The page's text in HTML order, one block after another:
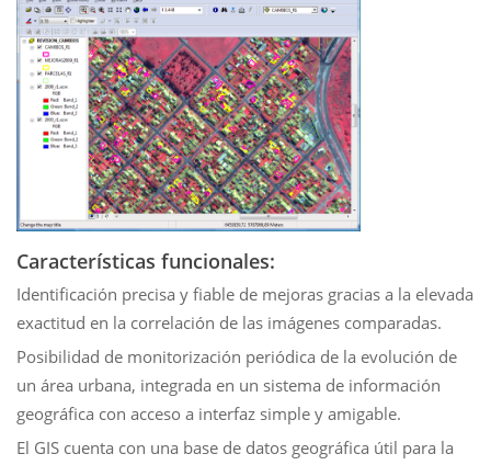
Características funcionales:
Identificación precisa y fiable de mejoras gracias a la elevada
exactitud en la correlación de las imágenes comparadas.
Posibilidad de monitorización periódica de la evolución de
un área urbana, integrada en un sistema de información
geográfica con acceso a interfaz simple y amigable.
El GIS cuenta con una base de datos geográfica útil para la